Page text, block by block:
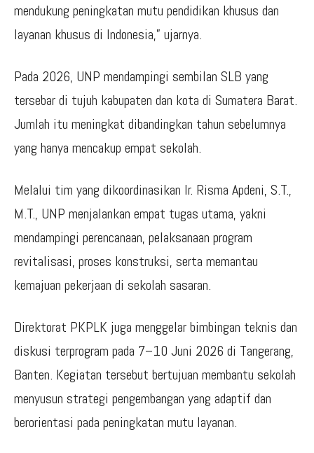
mendukung peningkatan mutu pendidikan khusus dan
layanan khusus di Indonesia,” ujarnya.
Pada 2026, UNP mendampingi sembilan SLB yang
tersebar di tujuh kabupaten dan kota di Sumatera Barat.
Jumlah itu meningkat dibandingkan tahun sebelumnya
yang hanya mencakup empat sekolah.
Melalui tim yang dikoordinasikan Ir. Risma Apdeni, S.T.,
M.T., UNP menjalankan empat tugas utama, yakni
mendampingi perencanaan, pelaksanaan program
revitalisasi, proses konstruksi, serta memantau
kemajuan pekerjaan di sekolah sasaran.
Direktorat PKPLK juga menggelar bimbingan teknis dan
diskusi terprogram pada 7–10 Juni 2026 di Tangerang,
Banten. Kegiatan tersebut bertujuan membantu sekolah
menyusun strategi pengembangan yang adaptif dan
berorientasi pada peningkatan mutu layanan.